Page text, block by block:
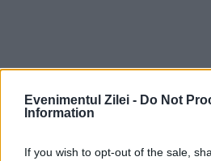
Evenimentul Zilei - Do Not
Information
If you wish to opt-out of the sale,
Recomandările